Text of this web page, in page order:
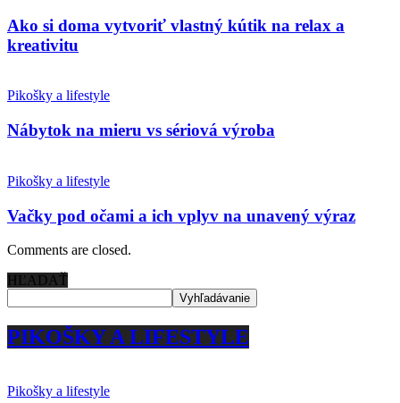
Ako si doma vytvoriť vlastný kútik na relax a
kreativitu
Pikošky a lifestyle
Nábytok na mieru vs sériová výroba
Pikošky a lifestyle
Vačky pod očami a ich vplyv na unavený výraz
Comments are closed.
HĽADAŤ
PIKOŠKY A LIFESTYLE
Pikošky a lifestyle